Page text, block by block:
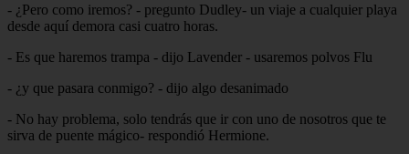
- ¿Pero como iremos? - pregunto Dudley- un viaje a cualquier playa
desde aquí demora casi cuatro horas.
- Es que haremos trampa - dijo Lavender - usaremos polvos Flu
- ¿y que pasara conmigo? - dijo algo desanimado
- No hay problema, solo tendrás que ir con uno de nosotros que te
sirva de puente mágico- respondió Hermione.